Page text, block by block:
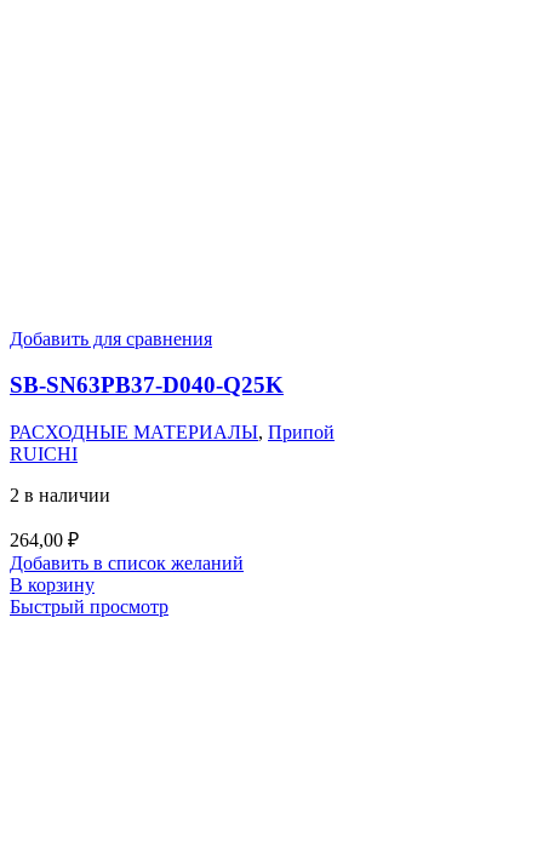
Добавить для сравнения
SB-SN63PB37-D040-Q25K
РАСХОДНЫЕ МАТЕРИАЛЫ, Припой
RUICHI
2 в наличии
264,00 ₽
Добавить в список желаний
В корзину
Быстрый просмотр